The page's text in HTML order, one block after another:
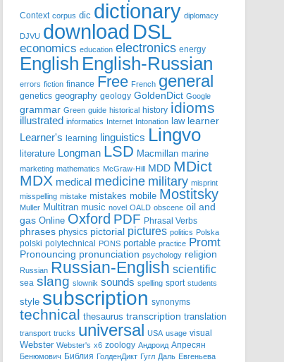
Context corpus dic dictionary diplomacy
DJVU download DSL
economics education electronics energy
English English-Russian
errors fiction finance Free French general
genetics geography geology GoldenDict Google
grammar Green guide historical history idioms
illustrated informatics Internet Intonation law learner
Learner's learning linguistics Lingvo
literature Longman LSD Macmillan marine
marketing mathematics McGraw-Hill MDD MDict
MDX medical medicine military misprint
misspelling mistake mistakes mobile Mostitsky
Muller Multitran music novel OALD obscene oil and
gas Online Oxford PDF Phrasal Verbs
phrases physics pictorial pictures politics Polska
polski polytechnical PONS portable practice Promt
Pronouncing pronunciation psychology religion
Russian Russian-English scientific
sea slang slownik sounds spelling sport students
style subscription synonyms
technical thesaurus transcription translation
transport trucks universal USA usage visual
Webster Webster's x6 zoology Андроид Апресян
Бенюмович Библия ГолденДикт Гугл Даль Евгеньева